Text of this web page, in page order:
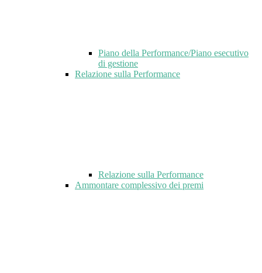
Piano della Performance/Piano esecutivo
di gestione
Relazione sulla Performance
Relazione sulla Performance
Ammontare complessivo dei premi